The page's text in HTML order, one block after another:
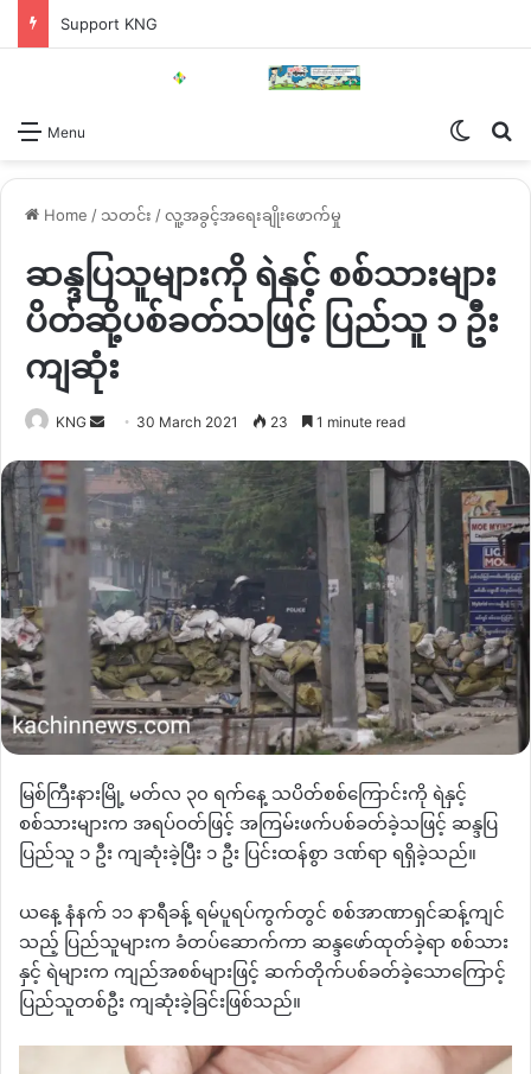
Support KNG
Menu
Home / သတင်း /လူ့အခွင့်အရေးချိုးဖောက်မှု
ဆန္ဒပြသူများကို ရဲနှင့် စစ်သားများ
ပိတ်ဆို့ပစ်ခတ်သဖြင့် ပြည်သူ ၁ ဦး
ကျဆုံး
KNG
Send
email
30 March 2021 23 1 minute read
မြစ်ကြီးနားမြို့ မတ်လ ၃၀ ရက်နေ့ သပိတ်စစ်ကြောင်းကို ရဲနှင့်
စစ်သားများက အရပ်ဝတ်ဖြင့် အကြမ်းဖက်ပစ်ခတ်ခဲ့သဖြင့် ဆန္ဒပြ
ပြည်သူ ၁ ဦး ကျဆုံးခဲ့ပြီး ၁ ဦး ပြင်းထန်စွာ ဒဏ်ရာ ရရှိခဲ့သည်။
ယနေ့ နံနက် ၁၁ နာရီခန့် ရမ်ပူရပ်ကွက်တွင် စစ်အာဏာရှင်ဆန့်ကျင်
သည့် ပြည်သူများက ခံတပ်ဆောက်ကာ ဆန္ဒဖော်ထုတ်ခဲ့ရာ စစ်သား
နှင့် ရဲများက ကျည်အစစ်များဖြင့် ဆက်တိုက်ပစ်ခတ်ခဲ့သောကြောင့်
ပြည်သူတစ်ဦး ကျဆုံးခဲ့ခြင်းဖြစ်သည်။